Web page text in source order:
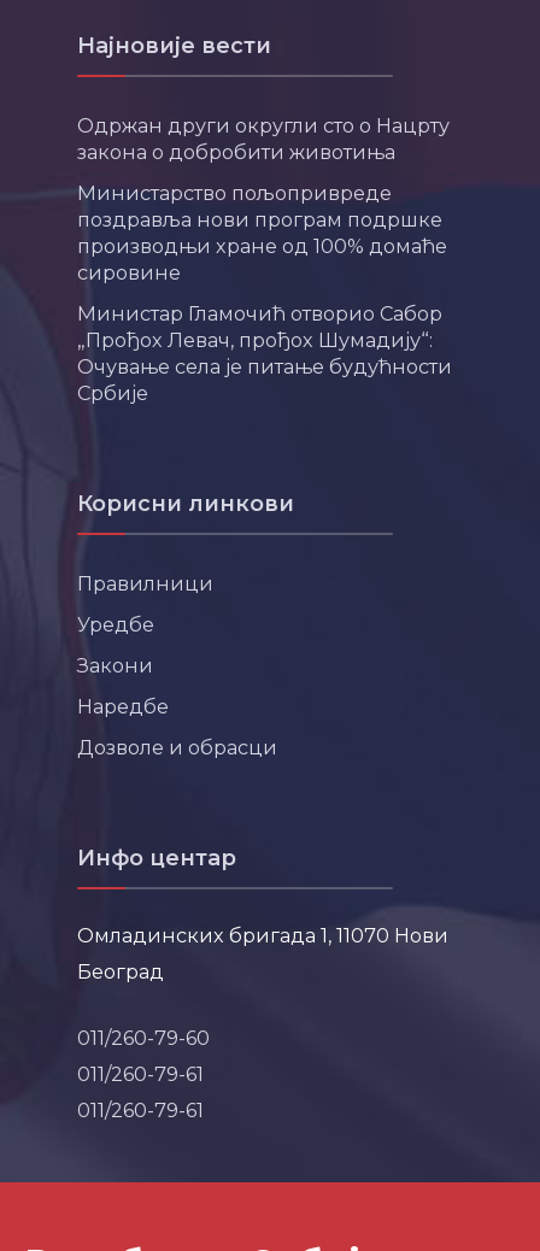
Најновије вести
Одржан други округли сто о Нацрту
закона о добробити животиња
Министарство пољопривреде
поздравља нови програм подршке
производњи хране од 100% домаће
сировине
Министар Гламочић отворио Сабор
„Прођох Левач, прођох Шумадију“:
Очување села је питање будућности
Србије
Корисни линкови
Правилници
Уредбе
Закони
Наредбе
Дозволе и обрасци
Инфо центар
Омладинских бригада 1, 11070 Нови
Београд
011/260-79-60
011/260-79-61
011/260-79-61